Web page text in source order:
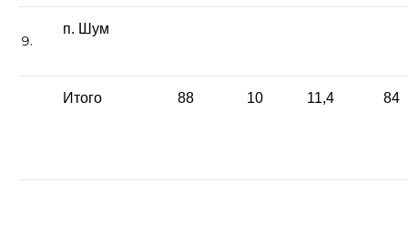
п. Шум
Итого 88 10 11,4 84